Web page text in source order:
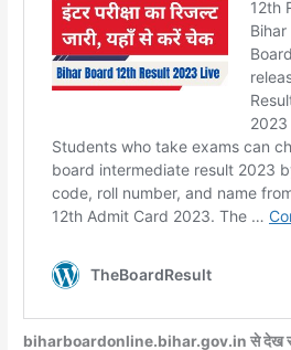
biharboardonline.bihar.gov.in से देख